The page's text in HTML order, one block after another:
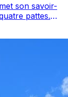
son savoir-
pattes.
depuis sa
Noté 4.4/5